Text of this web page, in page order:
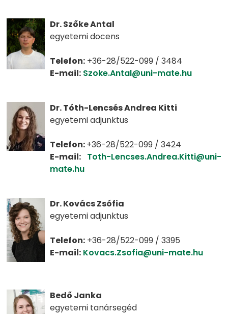
Dr. Szőke Antal
egyetemi docens
Telefon: +36-28/522-099 / 3484
E-mail: Szoke.Antal@uni-mate.hu
Dr. Tóth-Lencsés Andrea Kitti
egyetemi adjunktus
Telefon:+36-28/522-099 / 3424
E-mail: Toth-Lencses.Andrea.Kitti@uni-
mate.hu
Dr. Kovács Zsófia
egyetemi adjunktus
Telefon: +36-28/522-099 / 3395
E-mail: Kovacs.Zsofia@uni-mate.hu
Bedő Janka
egyetemi tanársegéd